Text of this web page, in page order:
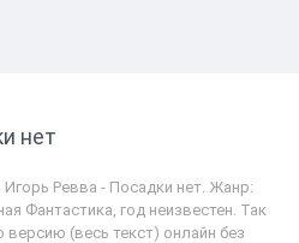
нет
Ревва - Посадки нет. Жанр:
Фантастика, год неизвестен. Так
(весь текст) онлайн без